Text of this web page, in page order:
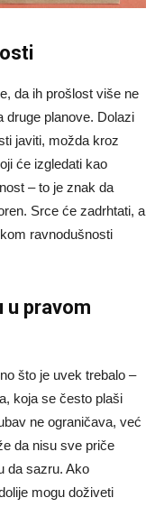
da ih prošlost više ne
druge planove. Dolazi
javiti, možda kroz
će izgledati kao
– to je znak da
Srce će zadrhtati, a
ravnodušnosti
u pravom
što je uvek trebalo –
koja se često plaši
ne ograničava, već
da nisu sve priče
da sazru. Ako
mogu doživeti